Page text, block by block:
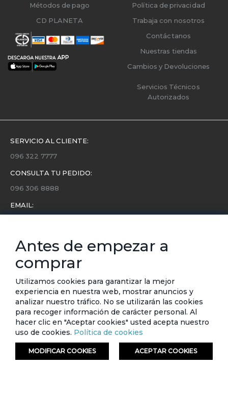
Métodos de pago
CD PLANETA
Política de privacidad
Trabaja con nosotros
Contáctanos
Nuestras tiendas
Cambios y Devoluciones
Servicios Técnicos
Autorizados
SERVICIO AL CLIENTE:
096 322 7777
CONSULTA TU PEDIDO:
096 306 8888
EMAIL:
Conoce toda la información sobre últimas colecciones,
eventos y ofertas.
Subscríbete a nuestro newsletter
SUSCRIBIRSE
© ETAFASHION 2023. Todos los derechos reservados.
Antes de empezar a
comprar
Utilizamos cookies para garantizar la mejor
experiencia en nuestra web, mostrar anuncios y
analizar nuestro tráfico. No se utilizarán las cookies
para recoger información de carácter personal. Al
hacer clic en "Aceptar cookies" usted acepta nuestro
uso de cookies. Política de cookies
MODIFICAR COOKIES ACEPTAR COOKIES